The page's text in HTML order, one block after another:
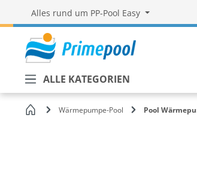
Alles rund um PP-Pool Easy
ALLE KATEGORIEN
Startseite Wärmepumpe-Pool Pool